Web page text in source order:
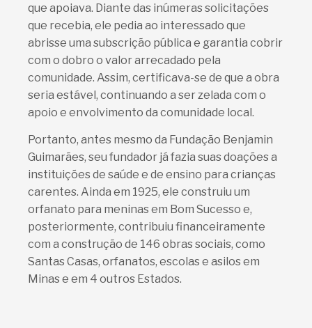
que apoiava. Diante das inúmeras solicitações
que recebia, ele pedia ao interessado que
abrisse uma subscrição pública e garantia cobrir
com o dobro o valor arrecadado pela
comunidade. Assim, certificava-se de que a obra
seria estável, continuando a ser zelada com o
apoio e envolvimento da comunidade local.
Portanto, antes mesmo da Fundação Benjamin
Guimarães, seu fundador já fazia suas doações a
instituições de saúde e de ensino para crianças
carentes. Ainda em 1925, ele construiu um
orfanato para meninas em Bom Sucesso e,
posteriormente, contribuiu financeiramente
com a construção de 146 obras sociais, como
Santas Casas, orfanatos, escolas e asilos em
Minas e em 4 outros Estados.